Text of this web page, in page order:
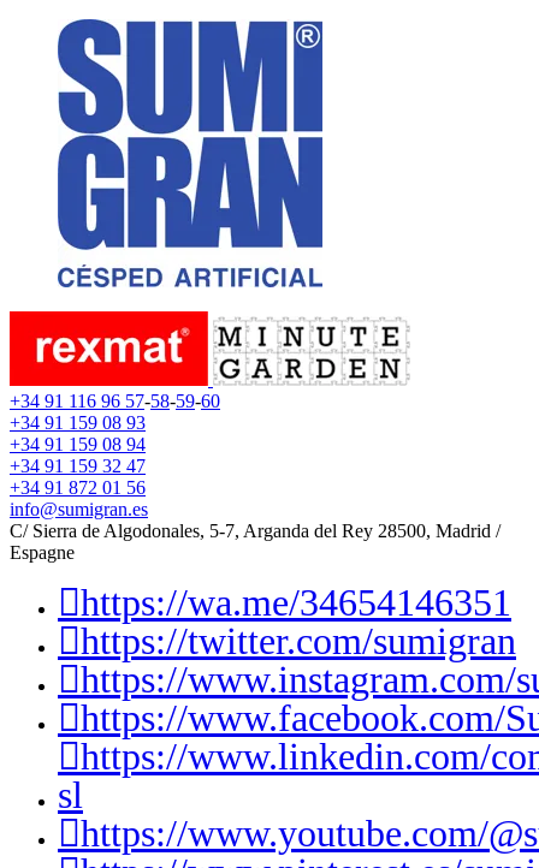
+34 91 116 96 57-58-59-60
+34 91 159 08 93
+34 91 159 08 94
+34 91 159 32 47
+34 91 872 01 56
info@sumigran.es
C/ Sierra de Algodonales, 5-7, Arganda del Rey 28500, Madrid /
Espagne
https://wa.me/34654146351
https://twitter.com/sumigran
https://www.instagram.com/
https://www.facebook.com/
https://www.linkedin.com/
sl
https://www.youtube.com/